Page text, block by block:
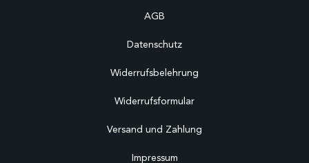
AGB
Datenschutz
Widerrufsbelehrung
Widerrufsformular
Versand und Zahlung
Impressum